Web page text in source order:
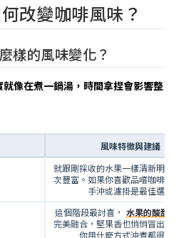
改變咖啡風味？
樣的風味變化？
像在煮一鍋湯，時間拿捏會影響整
風味特徵與建議
就跟剛採收的水果一樣清新明亮
次豐富。如果你喜歡品嚐咖啡原
手沖或濾掛是最佳選擇
這個階段最討喜， 水果的酸甜
完美融合，堅果香也悄悄冒出頭
你用什麼方式沖煮都很合